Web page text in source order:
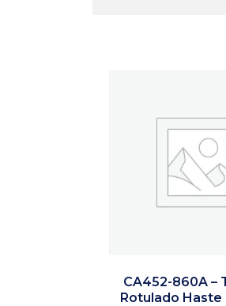
CA452-860A –
Rotulado Haste